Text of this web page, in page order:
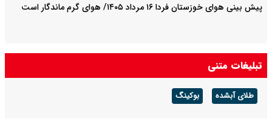
پیش بینی هوای خوزستان فردا ۱۶ مرداد ۱۴۰۵/ هوای گرم ماندگار است
تبلیغات متنی
طلای آبشده بوکینگ